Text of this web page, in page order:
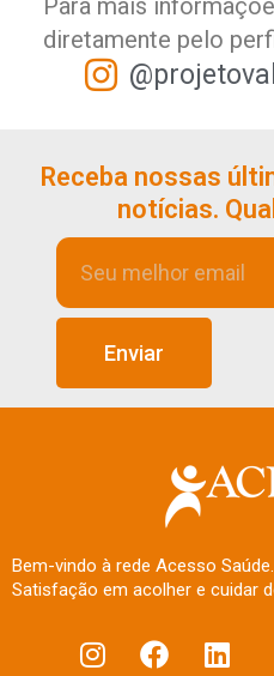
Para mais
diretamente pelo
Receba nossas
notícias.
Enviar
Bem-vindo à rede Acesso Saúde.
Satisfação em acolher e cuidar